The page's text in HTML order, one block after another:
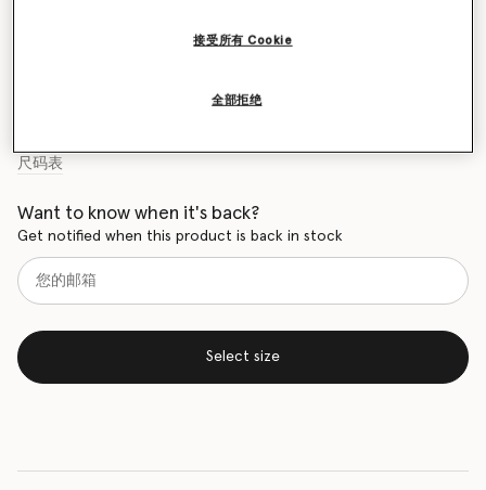
尺码表
Want to know when it's back?
Get notified when this product is back in stock
Select size
全部拒绝
接受所有 Cookie